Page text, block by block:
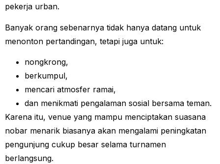
pekerja urban.
Banyak orang sebenarnya tidak hanya datang untuk
menonton pertandingan, tetapi juga untuk:
nongkrong,
berkumpul,
mencari atmosfer ramai,
dan menikmati pengalaman sosial bersama teman.
Karena itu, venue yang mampu menciptakan suasana
nobar menarik biasanya akan mengalami peningkatan
pengunjung cukup besar selama turnamen
berlangsung.